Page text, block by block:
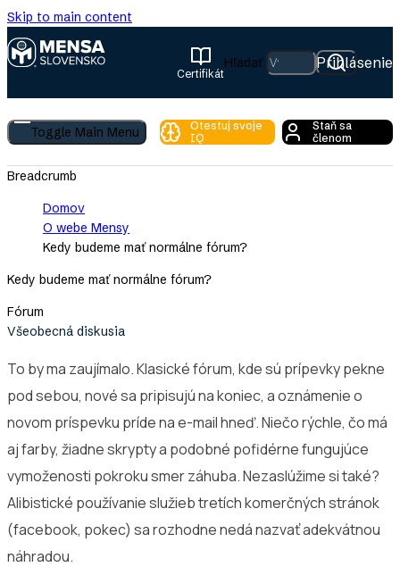
Skip to main content
Certifikát
Hľadať Prihlásenie
Toggle Main Menu
Otestuj svoje
IQ
Staň sa
členom
Breadcrumb
Domov
O webe Mensy
Kedy budeme mať normálne fórum?
Kedy budeme mať normálne fórum?
Fórum
Všeobecná diskusia
To by ma zaujímalo. Klasické fórum, kde sú prípevky pekne
pod sebou, nové sa pripisujú na koniec, a oznámenie o
novom príspevku príde na e-mail hneď. Niečo rýchle, čo má
aj farby, žiadne skrypty a podobné pofidérne fungujúce
vymoženosti pokroku smer záhuba. Nezaslúžime si také?
Alibistické používanie služieb tretích komerčných stránok
(facebook, pokec) sa rozhodne nedá nazvať adekvátnou
náhradou.